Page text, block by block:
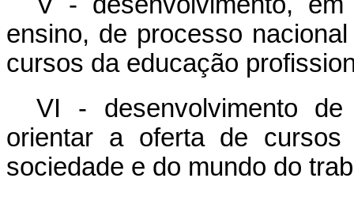
ensino, de processo
cursos da educação
VI - desenvolvimento
orientar a oferta de
sociedade e do mundo do